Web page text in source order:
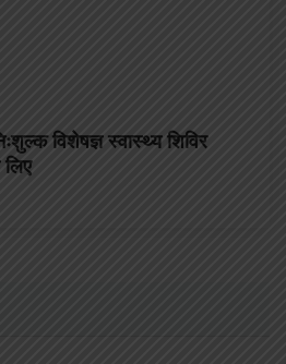
विशेषज्ञ स्वास्थ्य शिविर